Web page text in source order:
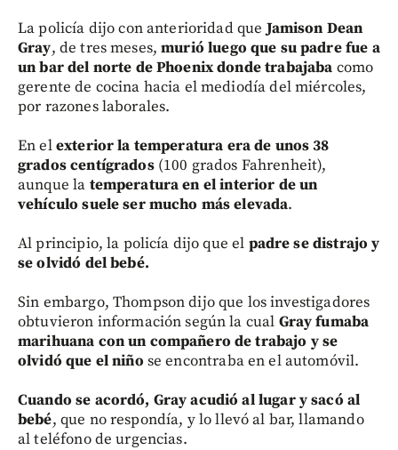
La policía dijo con anterioridad queJamison Dean
Gray, de tres meses,murió luego que su padre fue a
un bar del norte de Phoenix donde trabajaba como
gerente de cocina hacia el mediodía del miércoles,
por razones laborales.
En elexterior la temperatura era de unos 38
grados centígrados(100 grados Fahrenheit),
aunque la temperatura en el interior de un
vehículo suele ser mucho más elevada.
Al principio, la policía dijo que el padre se distrajo y
se olvidó del bebé.
Sin embargo, Thompson dijo que los investigadores
obtuvieron información según la cual Gray fumaba
marihuana con un compañero de trabajo y se
olvidó que el niño se encontraba en el automóvil.
Cuando se acordó, Gray acudió al lugar y sacó al
bebé, que no respondía, y lo llevó al bar, llamando
al teléfono de urgencias.